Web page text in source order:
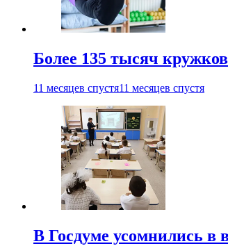
Более 135 тысяч
11 месяцев спустя11 месяцев спустя
В Госдуме усомнились в